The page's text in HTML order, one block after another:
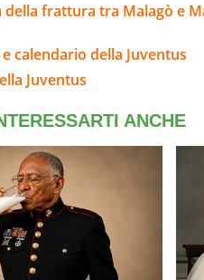
della frattura tra Malagò e
calendario della Juventus
Juventus